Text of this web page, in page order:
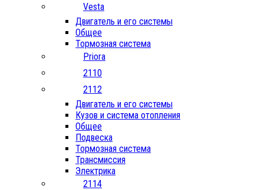
Vesta
Двигатель и его системы
Общее
Тормозная система
Priora
2110
2112
Двигатель и его системы
Кузов и система отопления
Общее
Подвеска
Тормозная система
Трансмиссия
Электрика
2114